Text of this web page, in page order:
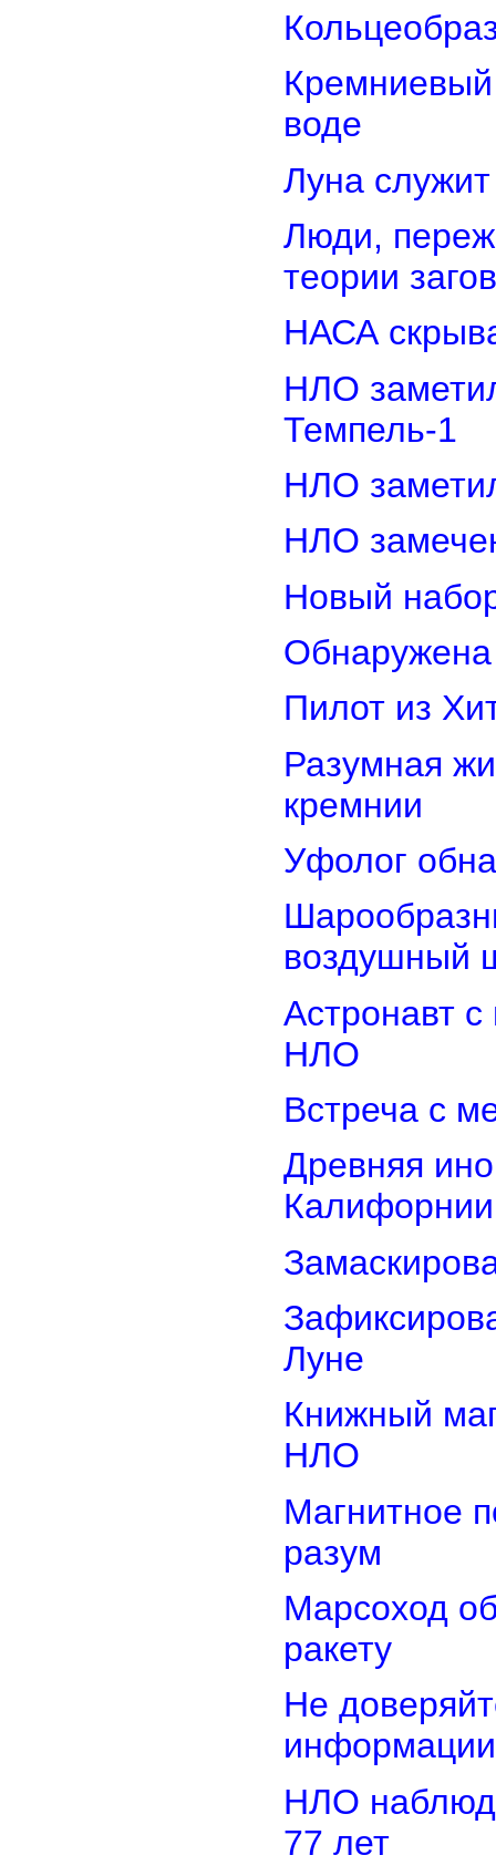
воде
Луна
Люди,
теории
НАСА
НЛО
Темпель-1
НЛО
НЛО
Новый
Обнаружена
Пилот из
Разумная
кремнии
Уфолог
воздушный
Астронавт
НЛО
Встреча с
Древняя
Калифорнии
Луне
Книжный
НЛО
Магнитное
разум
Марсоход
ракету
Не
информации
НЛО
77 лет